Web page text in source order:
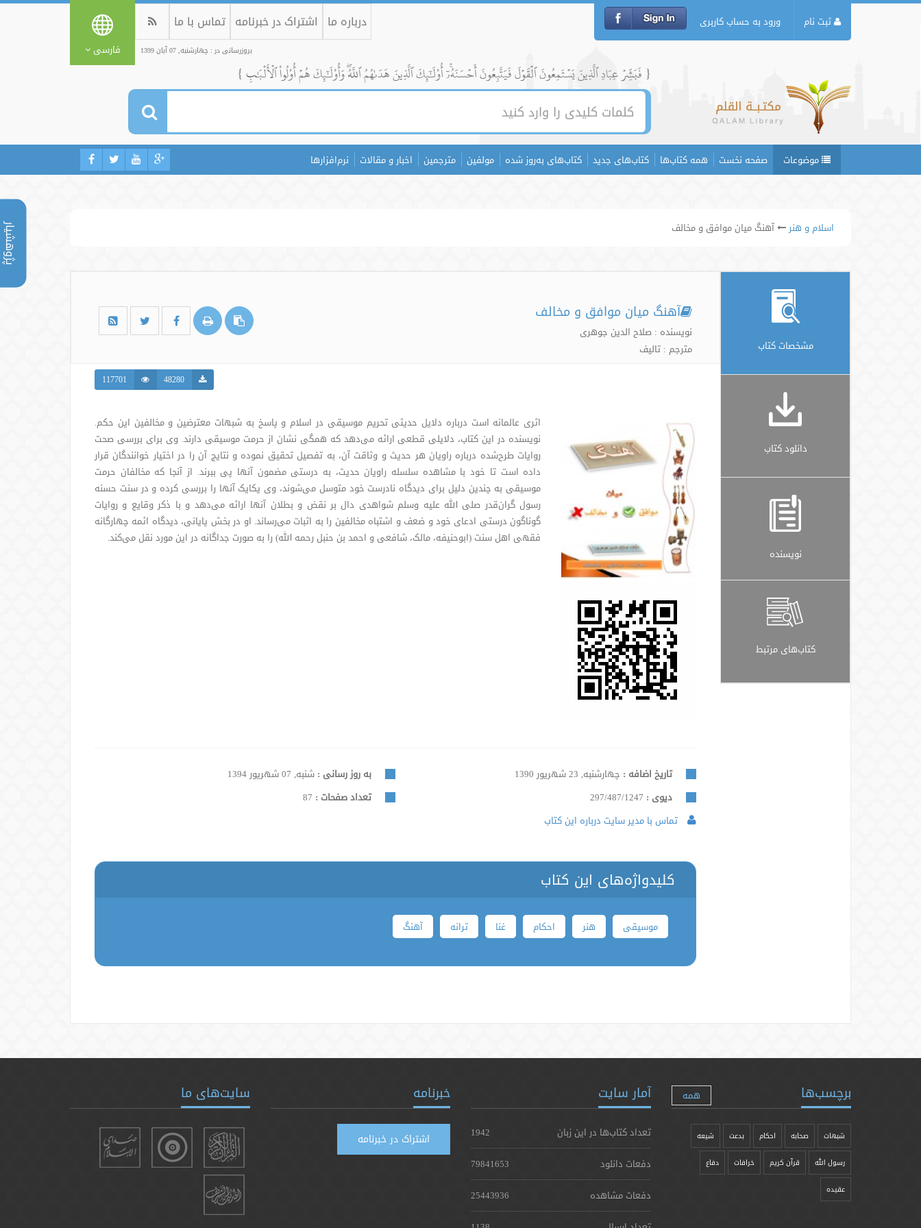
پژوهشیار
ثبت نام ورود به حساب کاربری درباره ما اشتراک در خبرنامه تماس با ما
بروزرسانی در : چهارشنبه, 07 آبان 1399 فارسی
{ فَبَشِّرۡ عِبَادِ ٱلَّذِينَ يَسۡتَمِعُونَ ٱلۡقَوۡلَ فَيَتَّبِعُونَ أَحۡسَنَهُۥٓۚ أُوْلَٰٓئِكَ ٱلَّذِينَ هَدَىٰهُمُ ٱللَّهُۖ وَأُوْلَٰٓئِكَ هُمۡ أُوْلُواْ ٱلۡأَلۡبَٰبِ }
موضوعات صفحه نخست همه کتاب‌ها کتاب‌های جدید کتاب‌های به‌روز شده مولفین مترجمین اخبار و مقالات نرم‌افزارها
اسلام و هنر آهنگ میان موافق و مخالف
مشخصات کتاب
دانلود کتاب
نویسنده
کتاب‌های مرتبط
آهنگ میان موافق و مخالف
نویسنده : صلاح الدین جوهری
مترجم : تالیف
48280
117701
اثری عالمانه است درباره دلایل حدیثی تحریم موسیقی در اسلام و پاسخ به شبهات معترضین و مخالفین این حکم.
نویسنده در این کتاب، دلایلی قطعی ارائه می‌دهد که همگی نشان از حرمت موسیقی دارند. وی برای بررسی صحت
روایات طرح‌شده درباره راویان هر حدیث و وثاقت آن، به تفصیل تحقیق نموده و نتایج آن را در اختیار خوانندگان قرار
داده است تا خود با مشاهده سلسله راویان حدیث، به درستی مضمون آنها پی ببرند. از آنجا که مخالفان حرمت
موسیقی به چندین دلیل برای دیدگاه نادرست‌ خود متوسل می‌شوند، وی یکایک آنها را بررسی کرده و در سنت حسنه
رسول گران‌قدر صلی الله علیه وسلم شواهدی دال بر نقض و بطلان آنها ارائه می‌دهد و با ذکر وقایع و روایات
گوناگون درستی ادعای خود و ضعف و اشتباه مخالفین را به اثبات می‌رساند. او در بخش پایانی، دیدگاه ائمه چهارگانه
فقهی اهل سنت (ابوحنیفه، مالک، شافعی و احمد بن حنبل رحمه الله) را به صورت جداگانه در این مورد نقل می‌کند.
تاریخ اضافه : چهارشنبه, 23 شهریور 1390 به روز رسانی : شنبه, 07 شهریور 1394
دیوی : 297/487/1247 تعداد صفحات :
تماس با مدیر سایت درباره این کتاب
کلیدواژه‌های این کتاب
موسیقی هنر احکام غنا ترانه آهنگ
برچسب‌ها همه
شبهات صحابه احکام بدعت شیعه
رسول الله قرآن کریم خرافات دفاع
عقیده
آمار سایت
تعداد کتاب‌ها در این زبان
1942
دفعات دانلود
79841653
دفعات مشاهده
25443936
خبرنامه
اشتراک در خبرنامه
سایت‌های ما